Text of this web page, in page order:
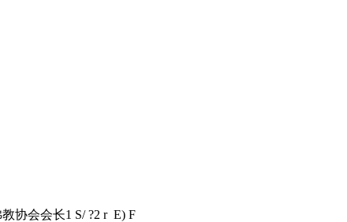
协会会长1 S/ ?2 r E) F